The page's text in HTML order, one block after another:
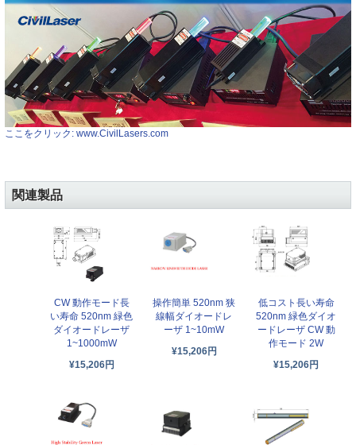
ここをクリック: www.CivilLasers.com
関連製品
CW 動作モード長
い寿命 520nm 緑色
ダイオードレーザ
1~1000mW
¥15,206円
操作簡単 520nm 狭
線幅ダイオードレ
ーザ 1~10mW
¥15,206円
低コスト長い寿命
520nm 緑色ダイオ
ードレーザ CW 動
作モード 2W
¥15,206円